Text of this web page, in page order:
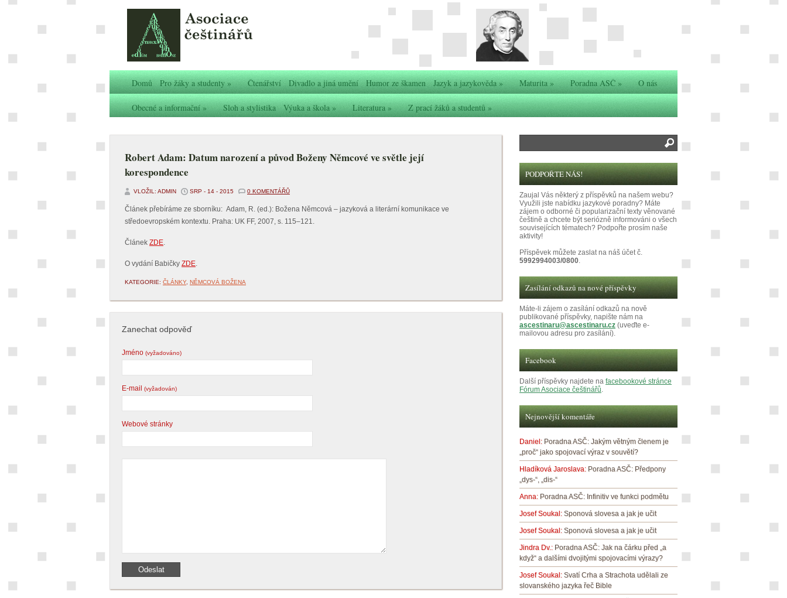
Domů Pro žáky a studenty» Čtenářství Divadlo a jiná umění Humor ze škamen Jazyk a jazykověda» Maturita» Poradna ASČ» O nás
Obecné a informační» Sloh a stylistika Výuka a škola» Literatura» Z prací žáků a studentů»
Robert Adam: Datum narození a původ Boženy Němcové ve světle její
korespondence
VLOŽIL: ADMIN SRP - 14 - 2015 0 KOMENTÁŘŮ
Článek přebíráme ze sborníku: Adam, R. (ed.): Božena Němcová – jazyková a literární komunikace ve
středoevropském kontextu. Praha: UK FF, 2007, s. 115–121.
Článek ZDE.
O vydání Babičky ZDE.
KATEGORIE: ČLÁNKY, NĚMCOVÁ BOŽENA
Zanechat odpověď
Jméno (vyžadováno)
E-mail (vyžadován)
Webové stránky
PODPOŘTE NÁS!
Zaujal Vás některý z příspěvků na našem webu?
Využili jste nabídku jazykové poradny? Máte
zájem o odborné či popularizační texty věnované
češtině a chcete být seriózně informováni o všech
souvisejících tématech? Podpořte prosím naše
aktivity!
Příspěvek můžete zaslat na náš účet č.
5992994003/0800.
Zasílání odkazů na nové příspěvky
Máte-li zájem o zasílání odkazů na nově
publikované příspěvky, napište nám na
ascestinaru@ascestinaru.cz (uveďte e-
mailovou adresu pro zasílání).
Facebook
Další příspěvky najdete na facebookové stránce
Fórum Asociace češtinářů.
Nejnovější komentáře
Daniel: Poradna ASČ: Jakým větným členem je
„proč“ jako spojovací výraz v souvětí?
Hladíková Jaroslava: Poradna ASČ: Předpony
„dys-“, „dis-“
Anna: Poradna ASČ: Infinitiv ve funkci podmětu
Josef Soukal: Sponová slovesa a jak je učit
Josef Soukal: Sponová slovesa a jak je učit
Jindra Dv.: Poradna ASČ: Jak na čárku před „a
když“ a dalšími dvojitými spojovacími výrazy?
Josef Soukal: Svatí Crha a Strachota udělali ze
slovanského jazyka řeč Bible